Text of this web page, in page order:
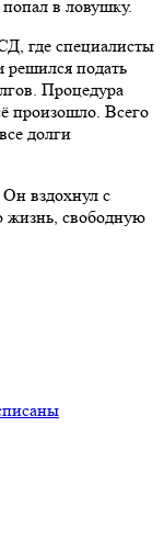
в ловушку.
где специалисты
решился подать
Процедура
произошло. Всего
долги
вздохнул с
жизнь, свободную